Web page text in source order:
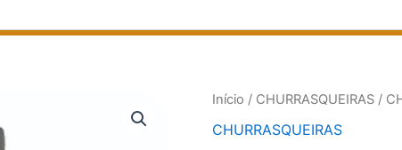
Início / CHURRASQUEIRAS /
CHURRASQUEIRAS
CHURRAQUEIRA
C/